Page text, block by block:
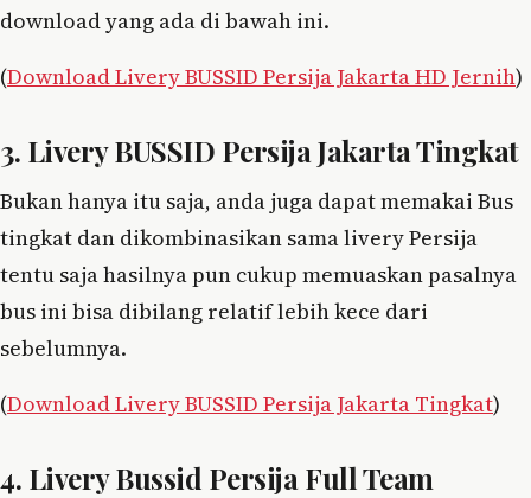
download yang ada di bawah ini.
(Download Livery BUSSID Persija Jakarta HD Jernih)
3. Livery BUSSID Persija Jakarta Tingkat
Bukan hanya itu saja, anda juga dapat memakai Bus
tingkat dan dikombinasikan sama livery Persija
tentu saja hasilnya pun cukup memuaskan pasalnya
bus ini bisa dibilang relatif lebih kece dari
sebelumnya.
(Download Livery BUSSID Persija Jakarta Tingkat)
4. Livery Bussid Persija Full Team